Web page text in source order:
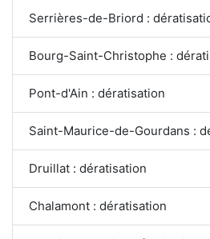
Serrières-de-Briord :
Bourg-Saint-Christophe :
Pont-d'Ain : dératisation
Saint-Maurice-de-Gourdans :
Druillat : dératisation
Chalamont : dératisation